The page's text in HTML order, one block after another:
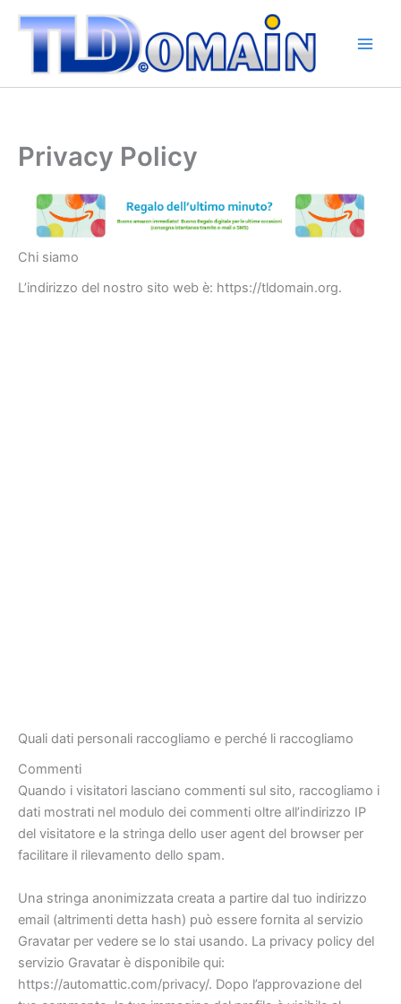
contenuto
Privacy Policy
Chi siamo
L’indirizzo del nostro sito web è: https://tldomain.org.
Quali dati personali raccogliamo e perché li raccogliamo
Commenti
Quando i visitatori lasciano commenti sul sito, raccogliamo i
dati mostrati nel modulo dei commenti oltre all’indirizzo IP
del visitatore e la stringa dello user agent del browser per
facilitare il rilevamento dello spam.
Una stringa anonimizzata creata a partire dal tuo indirizzo
email (altrimenti detta hash) può essere fornita al servizio
Gravatar per vedere se lo stai usando. La privacy policy del
servizio Gravatar è disponibile qui:
https://automattic.com/privacy/. Dopo l’approvazione del